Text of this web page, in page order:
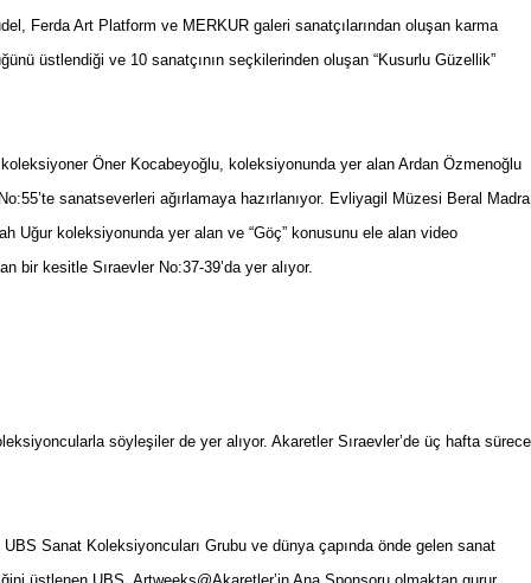
Ferda Art Platform ve MERKUR galeri sanatçılarından oluşan karma
üstlendiği ve 10 sanatçının seçkilerinden oluşan “Kusurlu Güzellik”
Öner Kocabeyoğlu, koleksiyonunda yer alan Ardan Özmenoğlu
sanatseverleri ağırlamaya hazırlanıyor. Evliyagil Müzesi Beral Madra
Uğur koleksiyonunda yer alan ve “Göç” konusunu ele alan video
bir kesitle Sıraevler No:37-39’da yer alıyor.
söyleşiler de yer alıyor. Akaretler Sıraevler’de üç hafta
Sanat Koleksiyoncuları Grubu ve dünya çapında önde gelen sanat